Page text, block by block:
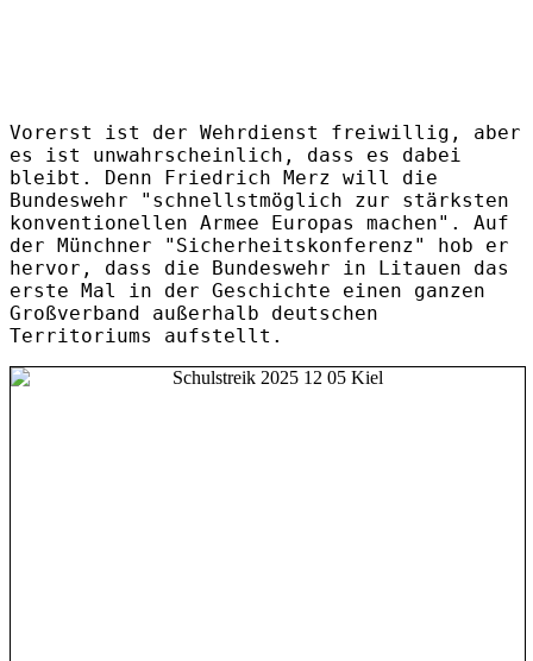
Vorerst ist der Wehrdienst freiwillig, aber
es ist unwahrscheinlich, dass es dabei
bleibt. Denn Friedrich Merz will die
Bundeswehr "schnellstmöglich zur stärksten
konventionellen Armee Europas machen". Auf
der Münchner "Sicherheitskonferenz" hob er
hervor, dass die Bundeswehr in Litauen das
erste Mal in der Geschichte einen ganzen
Großverband außerhalb deutschen
Territoriums aufstellt.